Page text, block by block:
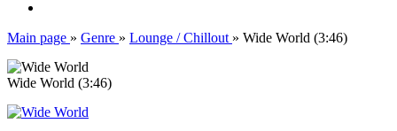
Main page » Genre » Lounge / Chillout » Wide World (3:46)
Wide World (3:46)